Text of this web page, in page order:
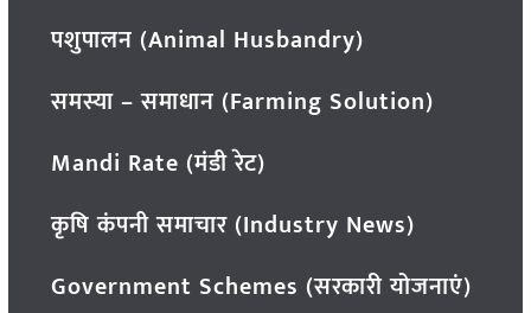
पशुपालन (Animal Husbandry)
समस्या – समाधान (Farming Solution)
Mandi Rate (मंडी रेट)
कृषि कंपनी समाचार (Industry News)
Government Schemes (सरकारी योजनाएं)